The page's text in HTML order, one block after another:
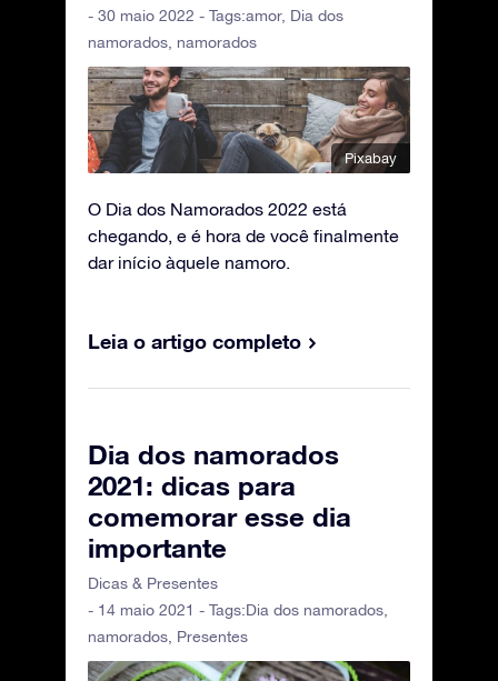
- 30 maio 2022 - Tags:amor, Dia dos
namorados namorados
Pixabay
O Dia dos Namorados 2022 está
chegando, e é hora de você finalmente
dar início àquele namoro.
Leia o artigo completo
Dia dos namorados
2021: dicas para
comemorar esse dia
importante
Dicas & Presentes
- 14 maio 2021 - Tags:Dia dos namorados
namorados Presentes